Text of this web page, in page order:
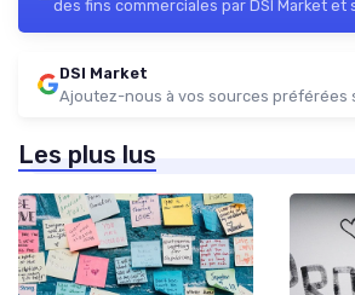
des fins commerciales par DSI Market et
DSI Market
Ajoutez-nous à vos sources préférées
Les plus lus